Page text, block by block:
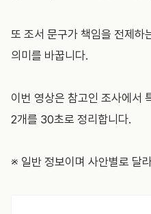
또 조서 문구가 책임을 전제하
의미를 바꿉니다.
이번 영상은 참고인 조사에서
2개를 30초로 정리합니다.
※ 일반 정보이며 사안별로 달